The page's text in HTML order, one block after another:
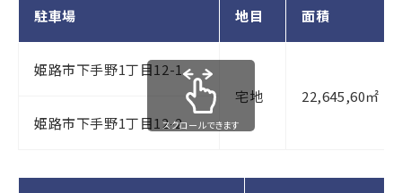
駐車場 地目 面積
姫路市下手野1丁目12-1
宅地
22,645,60㎡
姫路市下手野1丁目12-2スクロールできます